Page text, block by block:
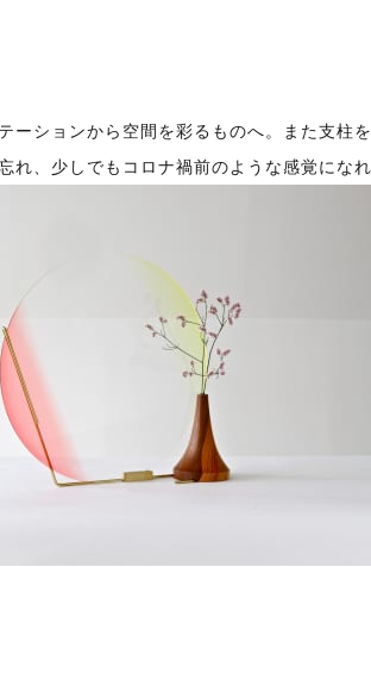
ションから空間を彩るものへ。また支柱
、少しでもコロナ禍前のような感覚になれ